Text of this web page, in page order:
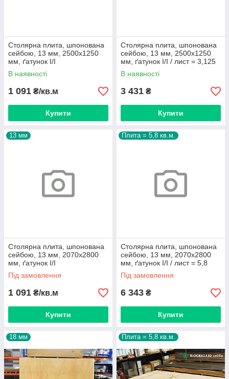
Столярна плита, шпонована
сейбою, 13 мм, 2500х1250
мм, ґатунок I/I
В наявності
1 091 ₴/кв.м
Купити
Столярна плита, шпонована
сейбою, 13 мм, 2500х1250
мм, ґатунок I/I / лист = 3,125
кв.м.
В наявності
3 431 ₴
Купити
13 мм
Столярна плита, шпонована
сейбою, 13 мм, 2070х2800
мм, ґатунок I/I
Під замовлення
1 091 ₴/кв.м
Купити
Плита = 5,8 кв.м.
Столярна плита, шпонована
сейбою, 13 мм, 2070х2800
мм, ґатунок I/I / лист = 5,8
кв.м.
Під замовлення
6 343 ₴
Купити
18 мм Плита = 5,8 кв.м.